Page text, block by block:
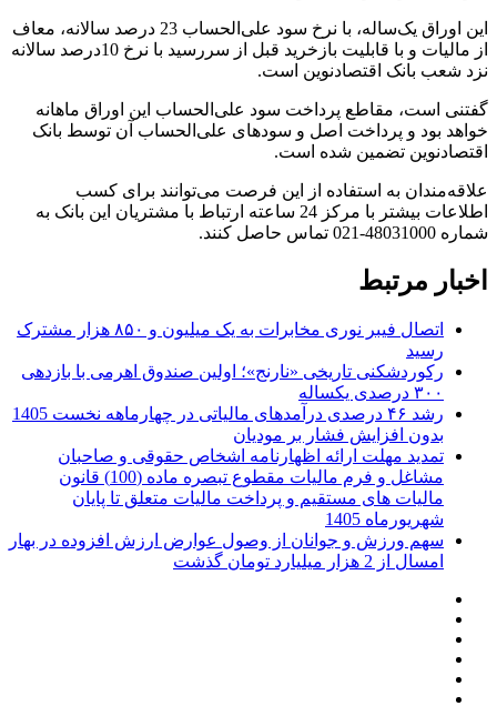
این اوراق یک‌ساله، با نرخ سود علی‌الحساب 23 درصد سالانه، معاف
از مالیات و با قابلیت بازخرید قبل از سررسید با نرخ 10درصد سالانه
نزد شعب بانک اقتصادنوین است.
گفتنی است، مقاطع پرداخت سود علی‌الحساب این اوراق ماهانه
خواهد بود و پرداخت اصل و سودهای علی‌الحساب آن توسط بانک
اقتصادنوین تضمین شده است.
علاقه‌مندان به استفاده از این فرصت می‌توانند برای کسب
اطلاعات بیشتر با مرکز 24 ساعته ارتباط با مشتریان این بانک به
شماره 48031000-021 تماس حاصل کنند.
اخبار مرتبط
اتصال فیبر نوری مخابرات به یک میلیون و ۸۵۰ هزار مشترک
رسید
رکوردشکنی تاریخی «نارنج»؛ اولین صندوق اهرمی با بازدهی
۳۰۰ درصدی یکساله
رشد ۴۶ درصدی درآمدهای مالیاتی در چهارماهه نخست 1405
بدون افزایش فشار بر مودیان
تمدید مهلت ارائه اظهارنامه اشخاص حقوقی و صاحبان
مشاغل و فرم مالیات مقطوع تبصره ماده (100) قانون
مالیات های مستقیم و پرداخت مالیات متعلق تا پایان
شهریورماه 1405
سهم ورزش و جوانان از وصول عوارض ارزش افزوده در بهار
امسال از 2 هزار میلیارد تومان گذشت